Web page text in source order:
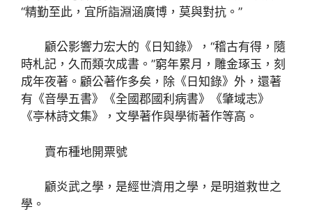
“精勤至此，宜所詣淵涵廣博，莫與對抗。”
顧公影響力宏大的《日知錄》，“稽古有得，隨
時札記，久而類次成書。”窮年累月，雕金琢玉，刻
成年夜著。顧公著作多矣，除《日知錄》外，還著
有《音學五書》《全國郡國利病書》《肇域志》
《亭林詩文集》，文學著作與學術著作等高。
賣布種地開票號
顧炎武之學，是經世濟用之學，是明道救世之
學。